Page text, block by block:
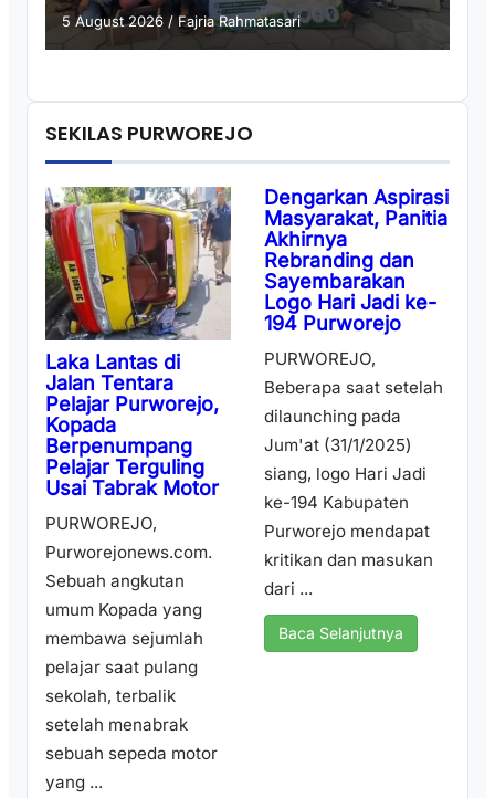
5 August 2026 /Fajria Rahmatasari
SEKILAS PURWOREJO
Laka Lantas di
Jalan Tentara
Pelajar Purworejo,
Kopada
Berpenumpang
Pelajar Terguling
Usai Tabrak Motor
PURWOREJO,
Purworejonews.com.
Sebuah angkutan
umum Kopada yang
membawa sejumlah
pelajar saat pulang
sekolah, terbalik
setelah menabrak
sebuah sepeda motor
yang ...
Dengarkan Aspirasi
Masyarakat, Panitia
Akhirnya
Rebranding dan
Sayembarakan
Logo Hari Jadi ke-
194 Purworejo
PURWOREJO,
Beberapa saat setelah
dilaunching pada
Jum'at (31/1/2025)
siang, logo Hari Jadi
ke-194 Kabupaten
Purworejo mendapat
kritikan dan masukan
dari ...
Baca Selanjutnya